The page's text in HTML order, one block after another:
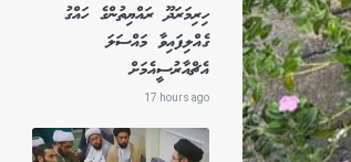
ހިރިމަރަދޫ ރައްޔިތުންގެ ހައްގު
ގެއްލިފައިވާ މައްސަލަ
އެޗްއާރުސީއެމަށް
17 hours ago